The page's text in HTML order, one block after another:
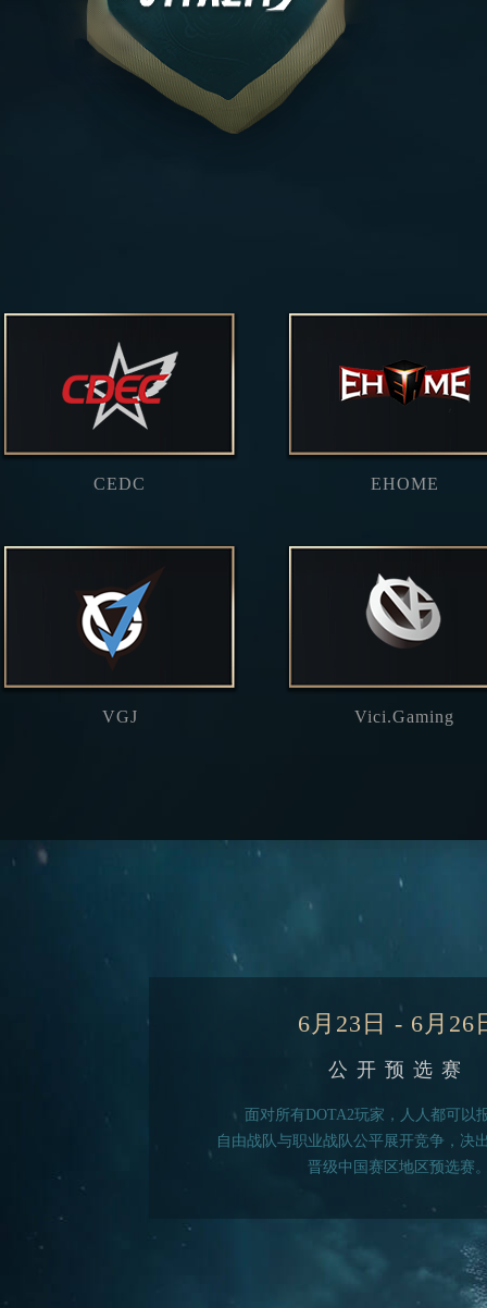
CEDC EHOME
VGJ Vici.Gaming
6月23日 - 6月26
公开预选赛
面对所有DOTA2玩家，人人都可以
自由战队与职业战队公平展开竞争，决
晋级中国赛区地区预选赛